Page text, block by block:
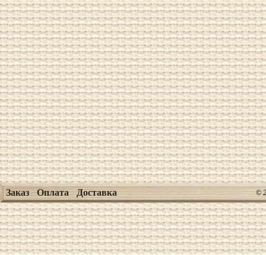
Заказ Оплата Доставка ©